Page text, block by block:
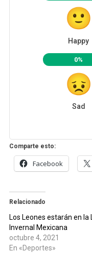
Happy
0%
Sad
Comparte esto:
Facebook
Relacionado
Los Leones estarán en la
Invernal Mexicana
octubre 4, 2021
En «Deportes»